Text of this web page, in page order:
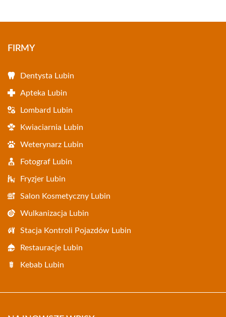
FIRMY
Dentysta Lubin
Apteka Lubin
Lombard Lubin
Kwiaciarnia Lubin
Weterynarz Lubin
Fotograf Lubin
Fryzjer Lubin
Salon Kosmetyczny Lubin
Wulkanizacja Lubin
Stacja Kontroli Pojazdów Lubin
Restauracje Lubin
Kebab Lubin